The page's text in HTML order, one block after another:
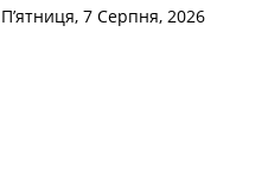
П’ятниця, 7 Серпня, 2026